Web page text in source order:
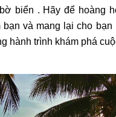
biển . Hãy để hoàng
bạn và mang lại cho bạn
hành trình khám phá